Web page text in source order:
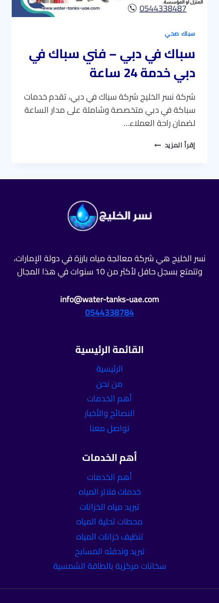
سباك صحي
سباك في دبي – فني سباك في
دبي خدمة 24 ساعة
شركة نسر الخليج شركة سباك في دبي، تقدم خدمات
سباكة في دبي متخصصة وشاملة على مدار الساعة
لضمان راحة العملاء…
إقرأ المزيد سباك
نسر الخليج هي شركة معالجة مياه بارزة في دولة الإمارات،
وتتمتع بسجل حافل لأكثر من 10 سنوات في هذا المجال
info@water-tanks-uae.com
0544338784
القائمة الرئيسية
الرئيسية
من نحن
أهم الخدمات
النصائح والأخبار
تواصل معنا
أهم الخدمات
أهم الخدمات
خدمات فلاتر المياه
تبريد مياه الخزانات
محطات تحلية المياه
تنظيف خزانات المياه
تبريد وتدفئه المسابح
سخانات مركزية بالطاقة الشمسية